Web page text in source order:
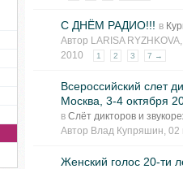
С ДНЁМ РАДИО!!! в
Автор LARISA RYZHKOVA
2010
1 2 3 7 →
Всероссийский слет
Москва, 3-4 октября
в Слёт дикторов и
Автор Влад Купряшин, 02
Женский голос 20-ти